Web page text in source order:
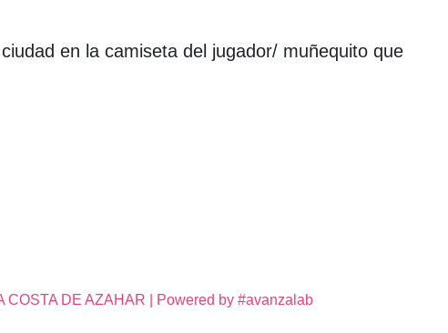
en la camiseta del jugador/ muñequito que
DE AZAHAR | Powered by #avanzalab